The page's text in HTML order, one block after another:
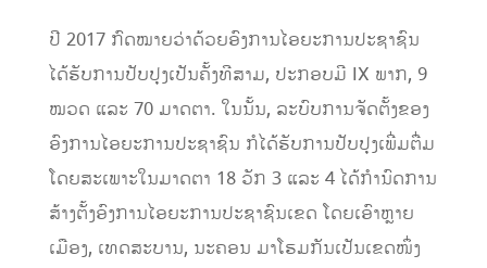
ປີ 2017 ກົດໝາຍວ່າດ້ວຍອົງການໄອຍະການປະຊາຊົນ
ໄດ້ຮັບການປັບປຸງເປັນຄັ້ງທີສາມ, ປະກອບມີ IX ພາກ, 9
ໝວດ ແລະ 70 ມາດຕາ. ໃນນັ້ນ, ລະບົບການຈັດຕັ້ງຂອງ
ອົງການໄອຍະການປະຊາຊົນ ກໍໄດ້ຮັບການປັບປຸງເພີ່ມຕື່ມ
ໂດຍສະເພາະໃນມາດຕາ 18 ວັກ 3 ແລະ 4 ໄດ້ກໍານົດການ
ສ້າງຕັ້ງອົງການໄອຍະການປະຊາຊົນເຂດ ໂດຍເອົາຫຼາຍ
ເມືອງ, ເທດສະບານ, ນະຄອນ ມາໂຮມກັນເປັນເຂດໜຶ່ງ